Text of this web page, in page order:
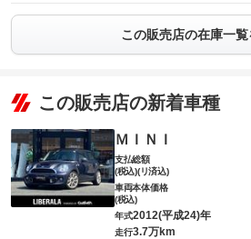
この販売店の在庫一覧
この販売店の新着車種
ＭＩＮＩ
支払総額
(税込)(リ済込)
車両本体価格
(税込)
年式2012(平成24)年
走行3.7万km